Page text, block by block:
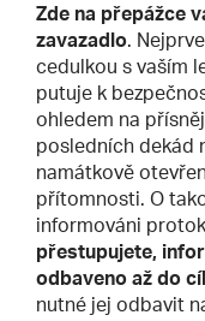
Zde na přepážce
zavazadlo.
cedulkou s vaším
putuje k
ohledem na
posledních dekád
namátkově
přítomnosti. O
informováni
přestupujete,
odbaveno až do
nutné jej odbavit